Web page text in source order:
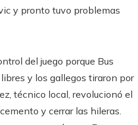
y pronto tuvo problemas
del juego porque Bus
y los gallegos tiraron por
técnico local, revolucionó el
y cerrar las hileras.